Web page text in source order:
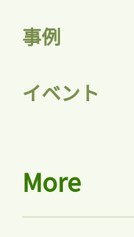
事例
イベント
More